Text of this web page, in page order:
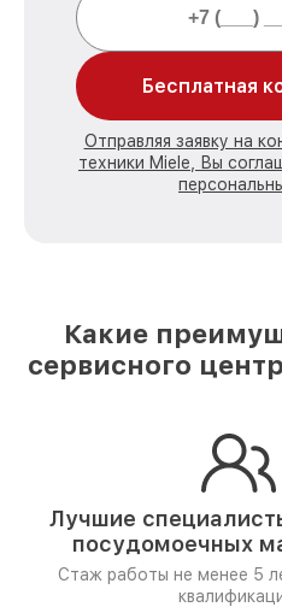
Бесплатная
Отправляя заявку на
техники Miele, Вы
Какие
сервисного
Лучшие
посудомоечных
Стаж работы не менее 5